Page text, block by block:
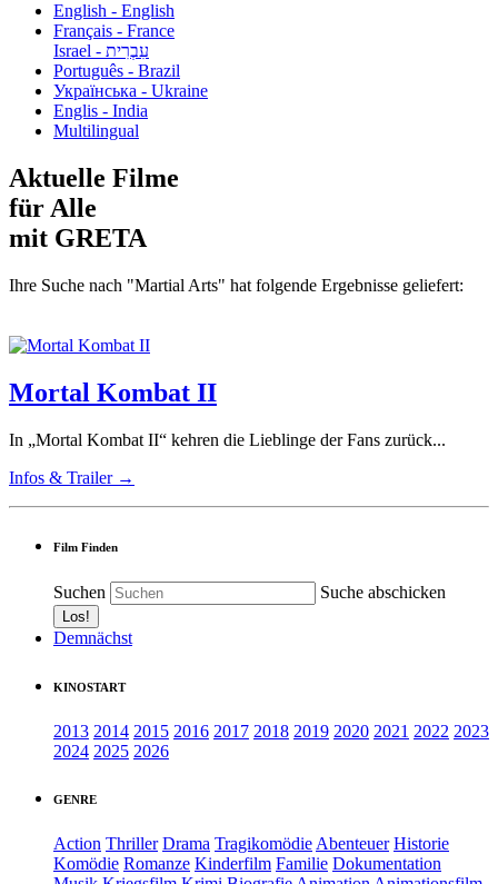
English - English
Français - France
עִבְרִית - Israel
Português - Brazil
Українська - Ukraine
Englis - India
Multilingual
Aktuelle Filme
für Alle
mit GRETA
Ihre Suche nach "Martial Arts" hat folgende Ergebnisse geliefert:
Mortal Kombat II
In „Mortal Kombat II“ kehren die Lieblinge der Fans zurück...
Infos & Trailer →
Film Finden
Suchen Suche abschicken
Demnächst
KINOSTART
2013 2014 2015 2016 2017 2018 2019 2020 2021 2022 2023
2024 2025 2026
GENRE
Action Thriller Drama TragikomödieAbenteuer Historie
Komödie Romanze Kinderfilm Familie Dokumentation